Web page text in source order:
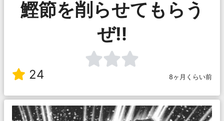
鰹節を削らせてもらう
ぜ‼︎
24 8ヶ月くらい前